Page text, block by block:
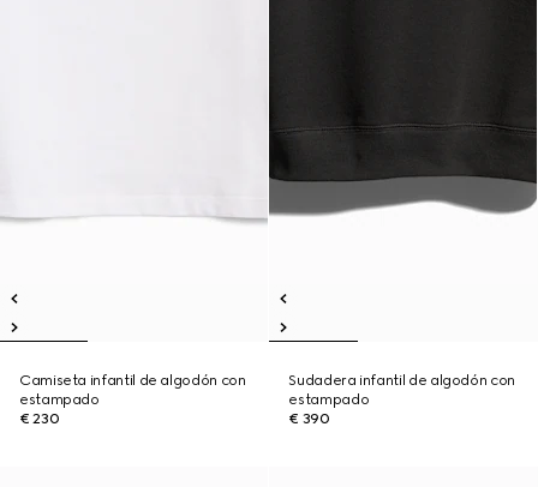
Camiseta infantil de algodón con
estampado
€ 230
Sudadera infantil de algodón con
estampado
€ 390